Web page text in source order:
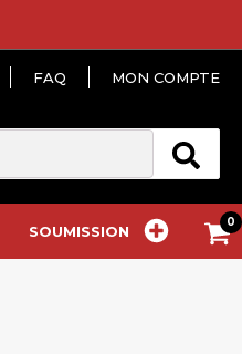
FAQ MON COMPTE
SOUMISSION